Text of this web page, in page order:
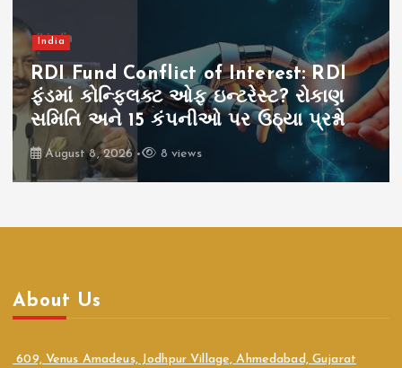
India
RDI Fund Conflict of Interest: RDI
ફંડમાં કોન્ફ્લિક્ટ ઓફ ઇન્ટરેસ્ટ? રોકાણ
સમિતિ અને 15 કંપનીઓ પર ઉઠ્યા પ્રશ્નો
August 8, 2026 8 views
About Us
609, Venus Amadeus, Jodhpur Village, Ahmedabad, Gujarat